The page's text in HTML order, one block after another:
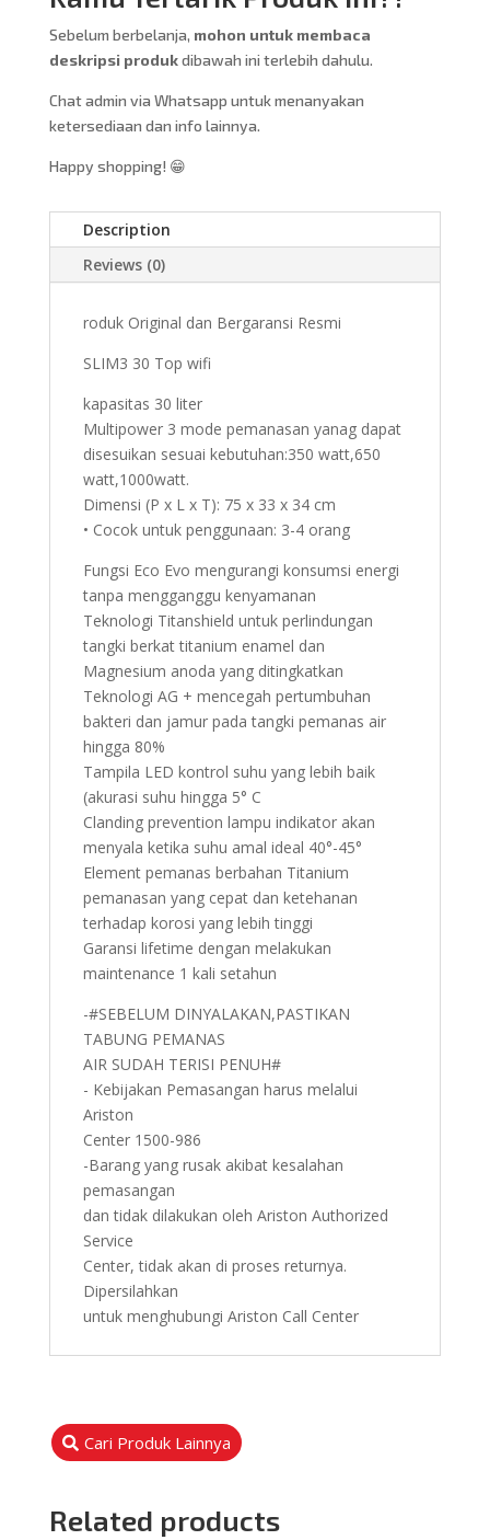
Sebelum berbelanja, mohon untuk membaca
deskripsi produkdibawah ini terlebih dahulu.
Chat admin via Whatsapp untuk menanyakan
ketersediaan dan info lainnya.
Happy shopping! 😁
Description
Reviews (0)
roduk Original dan Bergaransi Resmi
SLIM3 30 Top wifi
kapasitas 30 liter
Multipower 3 mode pemanasan yanag dapat
disesuikan sesuai kebutuhan:350 watt,650
watt,1000watt.
Dimensi (P x L x T): 75 x 33 x 34 cm
• Cocok untuk penggunaan: 3-4 orang
Fungsi Eco Evo mengurangi konsumsi energi
tanpa mengganggu kenyamanan
Teknologi Titanshield untuk perlindungan
tangki berkat titanium enamel dan
Magnesium anoda yang ditingkatkan
Teknologi AG + mencegah pertumbuhan
bakteri dan jamur pada tangki pemanas air
hingga 80%
Tampila LED kontrol suhu yang lebih baik
(akurasi suhu hingga 5° C
Clanding prevention lampu indikator akan
menyala ketika suhu amal ideal 40°-45°
Element pemanas berbahan Titanium
pemanasan yang cepat dan ketehanan
terhadap korosi yang lebih tinggi
Garansi lifetime dengan melakukan
maintenance 1 kali setahun
-#SEBELUM DINYALAKAN,PASTIKAN
TABUNG PEMANAS
AIR SUDAH TERISI PENUH#
- Kebijakan Pemasangan harus melalui
Ariston
Center 1500-986
-Barang yang rusak akibat kesalahan
pemasangan
dan tidak dilakukan oleh Ariston Authorized
Service
Center, tidak akan di proses returnya.
Dipersilahkan
untuk menghubungi Ariston Call Center
Cari Produk Lainnya
Related products